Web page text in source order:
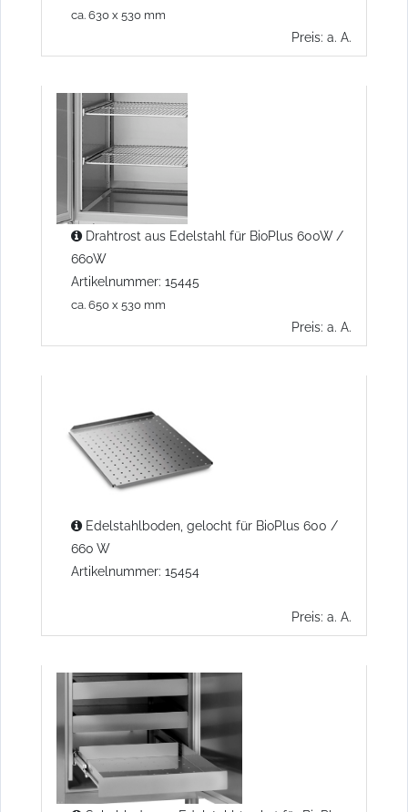
ca. 630 x 530 mm
Preis: a. A.
Drahtrost aus Edelstahl für BioPlus 600W /
660W
Artikelnummer: 15445
ca. 650 x 530 mm
Preis: a. A.
Edelstahlboden, gelocht für BioPlus 600 /
660 W
Artikelnummer: 15454
Preis: a. A.